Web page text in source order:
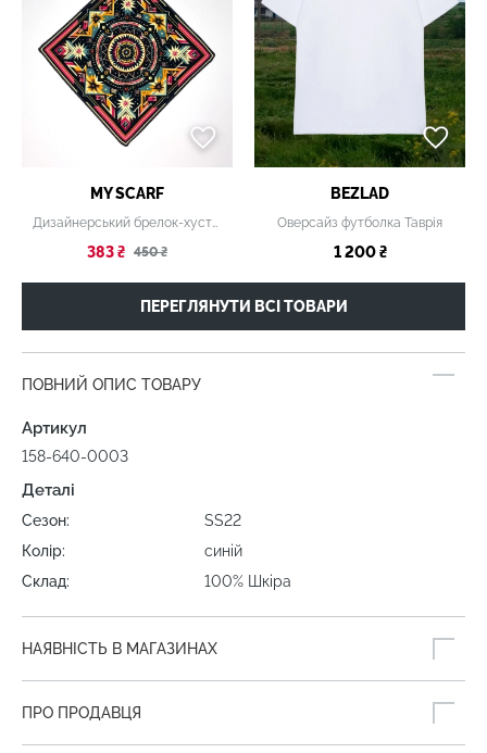
MY SCARF
Дизайнерський брелок-хустка "Карпатська зірка"
383 ₴ 450 ₴
BEZLAD
Оверсайз футболка Таврія
1 200 ₴
ПЕРЕГЛЯНУТИ ВСІ ТОВАРИ
ПОВНИЙ ОПИС ТОВАРУ
Артикул
158-640-0003
Деталі
Сезон:
SS22
Колір:
синій
Склад:
100% Шкіра
НАЯВНІСТЬ В МАГАЗИНАХ
ПРО ПРОДАВЦЯ